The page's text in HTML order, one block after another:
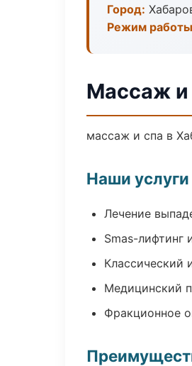
Город:
Режим
Массаж и
массаж и спа в
Наши услуги
Лечение
Smas-лифтинг
Медицинский
Фракционное